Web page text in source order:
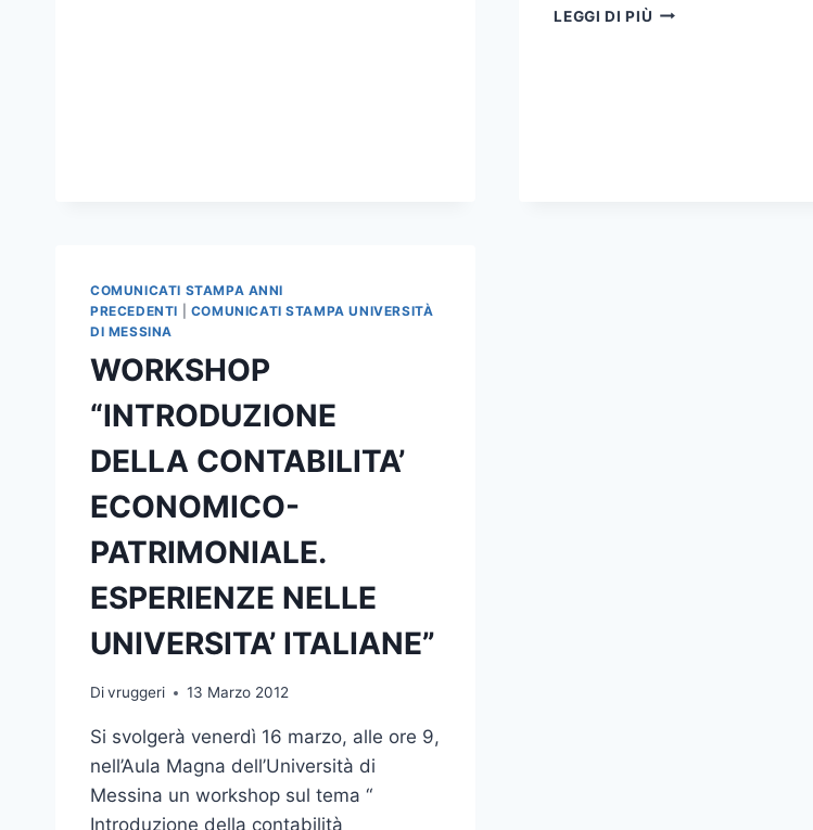
LEGGI DI PIÙ DELEGAZIONE
COMUNICATI STAMPA ANNI
PRECEDENTI
COMUNICATI STAMPA UNIVERSITÀ
DI MESSINA
WORKSHOP
“INTRODUZIONE
DELLA CONTABILITA’
ECONOMICO-
PATRIMONIALE.
ESPERIENZE NELLE
UNIVERSITA’ ITALIANE”
Divruggeri 13 Marzo 2012
Si svolgerà venerdì 16 marzo, alle ore 9,
nell’Aula Magna dell’Università di
Messina un workshop sul tema “
Introduzione della contabilità